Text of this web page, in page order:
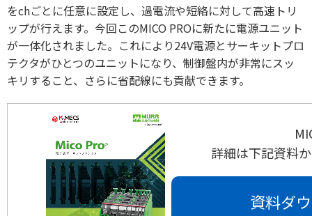
をchごとに任意に設定し、過電流や短絡に対して高速トリ
ップが行えます。今回このMICO PROに新たに電源ユニット
が一体化されました。これにより24V電源とサーキットプロ
テクタがひとつのユニットになり、制御盤内が非常にスッ
キリすること、さらに省配線にも貢献できます。
詳細は下記資料
資料ダ